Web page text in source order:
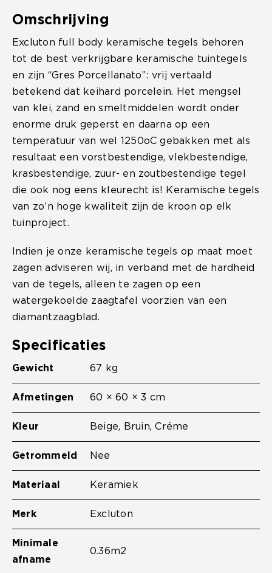
Omschrijving
Excluton full body keramische tegels behoren
tot de best verkrijgbare keramische tuintegels
en zijn “Gres Porcellanato”: vrij vertaald
betekend dat keihard porcelein. Het mengsel
van klei, zand en smeltmiddelen wordt onder
enorme druk geperst en daarna op een
temperatuur van wel 1250oC gebakken met als
resultaat een vorstbestendige, vlekbestendige,
krasbestendige, zuur- en zoutbestendige tegel
die ook nog eens kleurecht is! Keramische tegels
van zo’n hoge kwaliteit zijn de kroon op elk
tuinproject.
Indien je onze keramische tegels op maat moet
zagen adviseren wij, in verband met de hardheid
van de tegels, alleen te zagen op een
watergekoelde zaagtafel voorzien van een
diamantzaagblad.
Specificaties
Gewicht 67 kg
Afmetingen 60 × 60 × 3 cm
Kleur Beige, Bruin, Créme
Getrommeld Nee
Materiaal Keramiek
Merk Excluton
Minimale
afname
0.36m2